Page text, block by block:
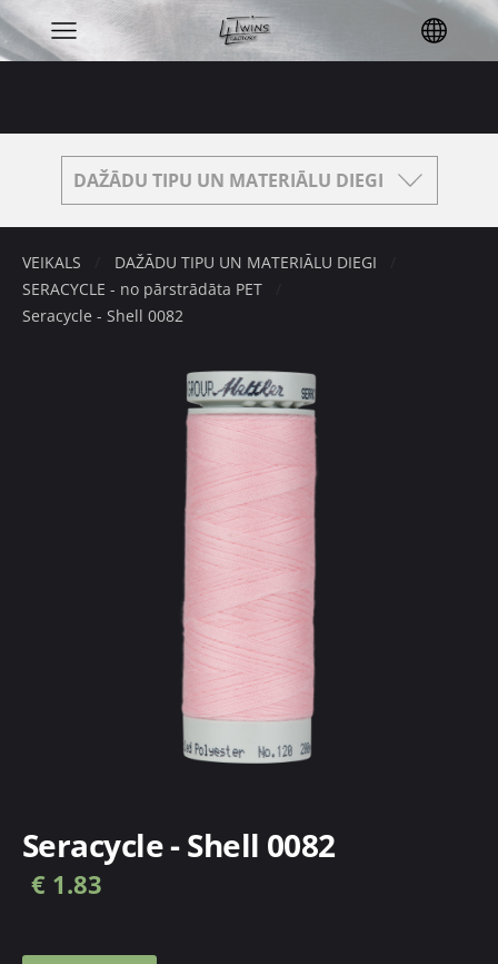
DAŽĀDU TIPU UN MATERIĀLU DIEGI
VEIKALS
DAŽĀDU TIPU UN MATERIĀLU DIEGI
SERACYCLE - no pārstrādāta PET
Seracycle - Shell 0082
Seracycle - Shell 0082
€ 1.83